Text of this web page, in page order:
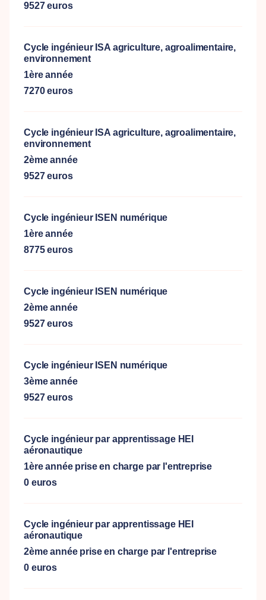
9527 euros
Cycle ingénieur ISA agriculture, agroalimentaire,
environnement
1ère année
7270 euros
Cycle ingénieur ISA agriculture, agroalimentaire,
environnement
2ème année
9527 euros
Cycle ingénieur ISEN numérique
1ère année
8775 euros
Cycle ingénieur ISEN numérique
2ème année
9527 euros
Cycle ingénieur ISEN numérique
3ème année
9527 euros
Cycle ingénieur par apprentissage HEI
aéronautique
1ère année prise en charge par l'entreprise
0 euros
Cycle ingénieur par apprentissage HEI
aéronautique
2ème année prise en charge par l'entreprise
0 euros